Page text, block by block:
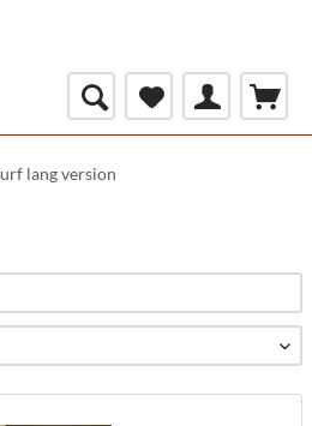
lang version